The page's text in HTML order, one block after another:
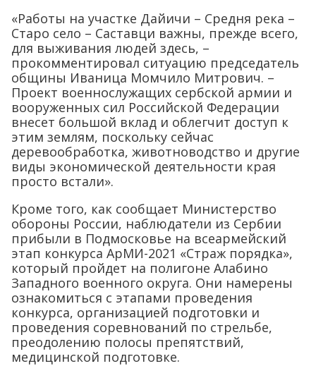
«Работы на участке Дайичи – Средня река –
Старо село – Саставци важны, прежде всего,
для выживания людей здесь, –
прокомментировал ситуацию председатель
общины Иваница Момчило Митрович. –
Проект военнослужащих сербской армии и
вооруженных сил Российской Федерации
внесет большой вклад и облегчит доступ к
этим землям, поскольку сейчас
деревообработка, животноводство и другие
виды экономической деятельности края
просто встали».
Кроме того, как сообщает Министерство
обороны России, наблюдатели из Сербии
прибыли в Подмосковье на всеармейский
этап конкурса АрМИ-2021 «Страж порядка»,
который пройдет на полигоне Алабино
Западного военного округа. Они намерены
ознакомиться с этапами проведения
конкурса, организацией подготовки и
проведения соревнований по стрельбе,
преодолению полосы препятствий,
медицинской подготовке.